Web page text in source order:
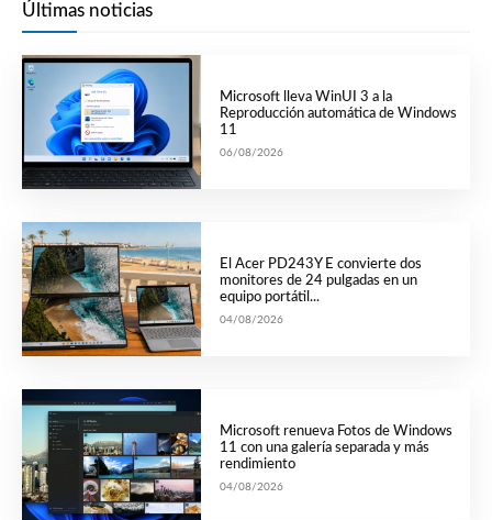
Últimas noticias
Microsoft lleva WinUI 3 a la
Reproducción automática de Windows
11
06/08/2026
El Acer PD243Y E convierte dos
monitores de 24 pulgadas en un
equipo portátil...
04/08/2026
Microsoft renueva Fotos de Windows
11 con una galería separada y más
rendimiento
04/08/2026